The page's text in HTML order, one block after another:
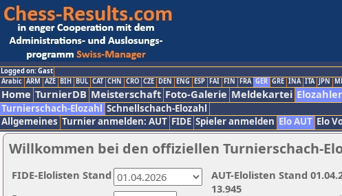
Logged on: Gast
Arabic ARM AZE BIH BUL CAT CHN CRO CZE DEN ENG ESP FAI FIN FRA GER GRE INA ITA JPN
Home TurnierDB Meisterschaft Foto-Galerie Meldekartei
Turnierschach-Elozahl Schnellschach-Elozahl
Allgemeines Turnier anmelden: AUT FIDE Spieler anmelden Elo AUT Elo
Willkommen bei den offiziellen Turnierschach-
AUT-Elolisten Stand
13.945
FIDE-Elolisten Stand